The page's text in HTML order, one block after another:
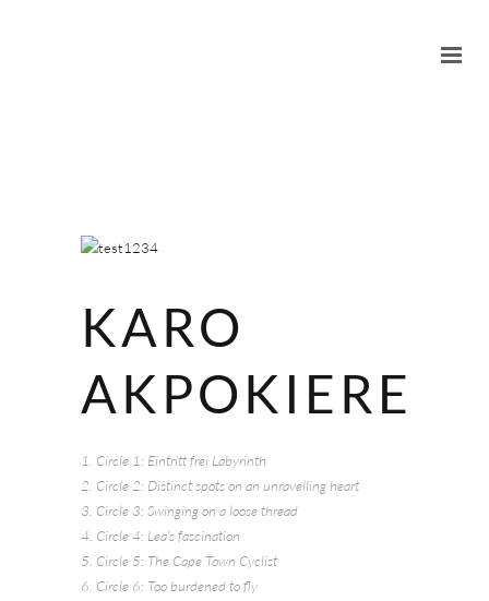
KARO
AKPOKIERE
1. Circle 1: Eintritt frei Labyrinth
2. Circle 2: Distinct spots on an unravelling heart
3. Circle 3: Swinging on a loose thread
4. Circle 4: Lea‘s fascination
5. Circle 5: The Cape Town Cyclist
6. Circle 6: Too burdened to fly